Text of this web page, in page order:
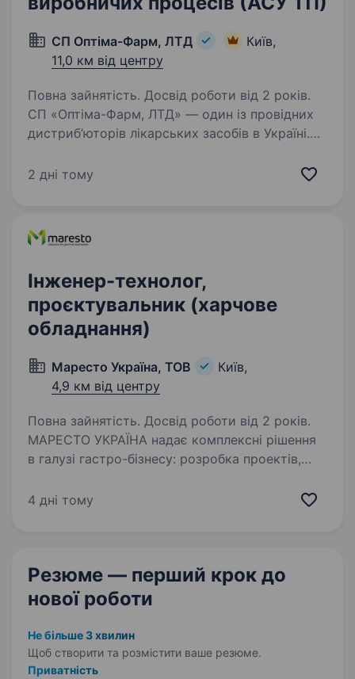
СП Оптіма-Фарм, ЛТД
Київ,
11,0 км від центру
Повна зайнятість. Досвід роботи від 2 років.
СП «Оптіма-Фарм, ЛТД» — один із провідних
дистриб’юторів лікарських засобів в Україні.
з автоматизації виробничих процесів. Основні
2 дні тому
Інженер-технолог,
проєктувальник (харчове
обладнання)
Маресто Україна, ТОВ
Київ,
4,9 км від центру
Повна зайнятість. Досвід роботи від 2 років.
МАРЕСТО УКРАЇНА надає комплексні рішення
в галузі гастро-бізнесу: розробка проектів,
встановлення та підключення обладнання,
4 дні тому
Резюме — перший крок до
нової роботи
Не більше 3 хвилин
Щоб створити та розмістити ваше резюме.
Приватність